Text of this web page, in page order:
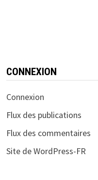
CONNEXION
Connexion
Flux des publications
Flux des commentaires
Site de WordPress-FR